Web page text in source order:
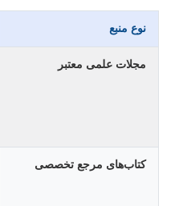
نوع منبع
مجلات علمی معتبر
کتاب‌های مرجع تخصصی